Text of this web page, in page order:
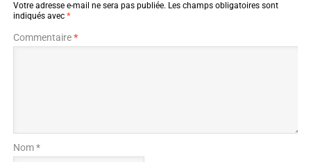
Votre adresse e-mail ne sera pas publiée. Les champs obligatoires sont
indiqués avec *
Commentaire*
Nom *